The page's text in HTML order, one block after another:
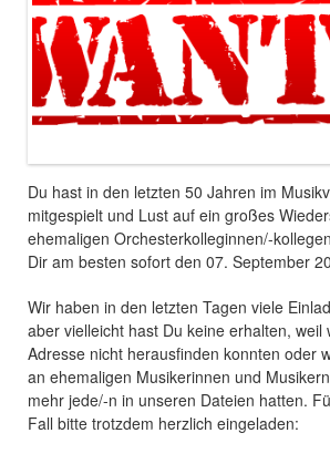
Du hast in den letzten 50 Jahren im
mitgespielt und Lust auf ein großes
ehemaligen Orchesterkolleginnen/-
Dir am besten sofort den 07. September
Wir haben in den letzten Tagen viele
aber vielleicht hast Du keine erhalten, weil
Adresse nicht herausfinden konnten oder
an ehemaligen Musikerinnen und
mehr jede/-n in unseren Dateien hatten.
Fall bitte trotzdem herzlich eingeladen: